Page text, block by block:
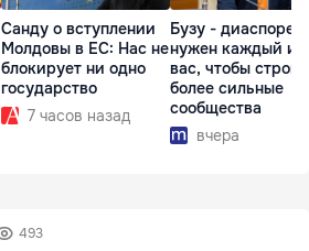
Санду о вступлении
Молдовы в ЕС: Нас не
блокирует ни одно
государство
7 часов назад
Бузу - диаспоре:
нужен каждый из
вас, чтобы
более сильные
сообщества
вчера
493